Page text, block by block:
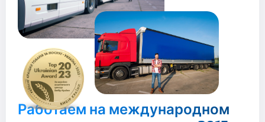
Работаем на международном